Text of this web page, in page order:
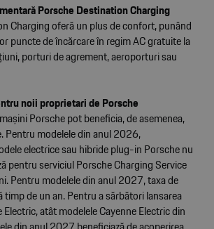
Porsche Destination Charging
Charging oferă un plus de confort, punând
puncte de încărcare în regim AC gratuite la
porturi de agrement, aeroporturi sau
noii proprietari de Porsche
Porsche pot beneficia, de asemenea,
Pentru modelele din anul 2026,
electrice sau hibride plug-in Porsche nu
pentru serviciul Porsche Charging Service
Pentru modelele din anul 2027, taxa de
timp de un an. Pentru a sărbători lansarea
atât modelele Cayenne Electric din